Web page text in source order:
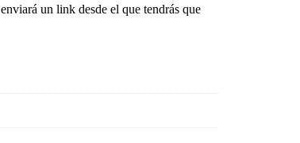
un link desde el que tendrás que